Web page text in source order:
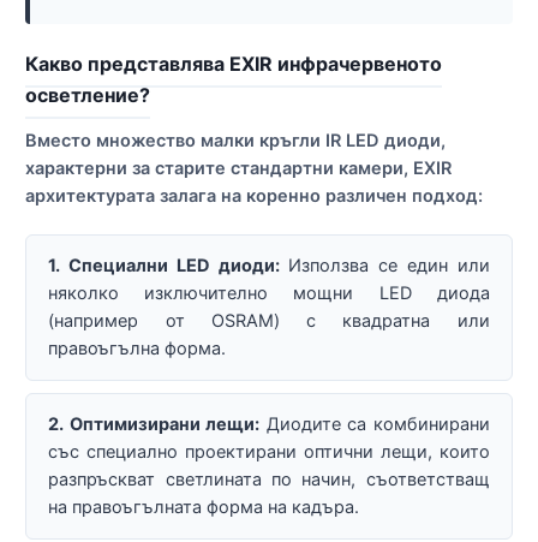
Какво представлява EXIR инфрачервеното
осветление?
Вместо множество малки кръгли IR LED диоди,
характерни за старите стандартни камери, EXIR
архитектурата залага на коренно различен подход:
1. Специални LED диоди:Използва се един или
няколко изключително мощни LED диода
(например от OSRAM) с квадратна или
правоъгълна форма.
2. Оптимизирани лещи: Диодите са комбинирани
със специално проектирани оптични лещи, които
разпръскват светлината по начин, съответстващ
на правоъгълната форма на кадъра.